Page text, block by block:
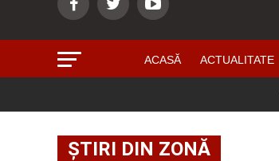
ACASĂ ACTUALITATE
ȘTIRI DIN ZONĂ